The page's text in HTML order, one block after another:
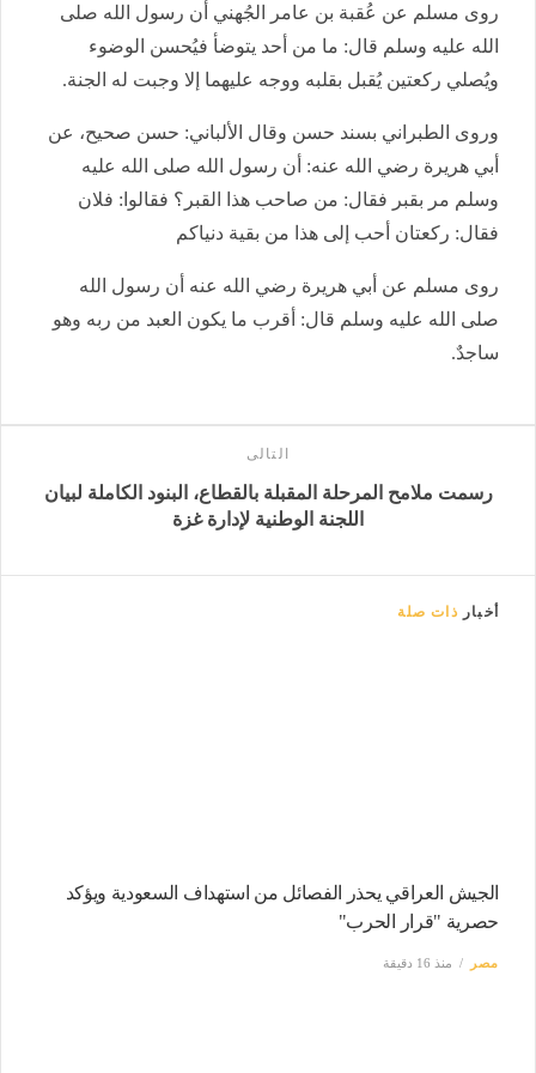
روى مسلم عن عُقبة بن عامر الجُهني أن رسول الله صلى
الله عليه وسلم قال: ما من أحد يتوضأ فيُحسن الوضوء
ويُصلي ركعتين يُقبل بقلبه ووجه عليهما إلا وجبت له الجنة.
وروى الطبراني بسند حسن وقال الألباني: حسن صحيح، عن
أبي هريرة رضي الله عنه: أن رسول الله صلى الله عليه
وسلم مر بقبر فقال: من صاحب هذا القبر؟ فقالوا: فلان
فقال: ركعتان أحب إلى هذا من بقية دنياكم
روى مسلم عن أبي هريرة رضي الله عنه أن رسول الله
صلى الله عليه وسلم قال: أقرب ما يكون العبد من ربه وهو
ساجدٌ.
التالى
رسمت ملامح المرحلة المقبلة بالقطاع، البنود الكاملة لبيان
اللجنة الوطنية لإدارة غزة
أخبار ذات صلة
الجيش العراقي يحذر الفصائل من استهداف السعودية ويؤكد
حصرية "قرار الحرب"
مصر منذ 16 دقيقة